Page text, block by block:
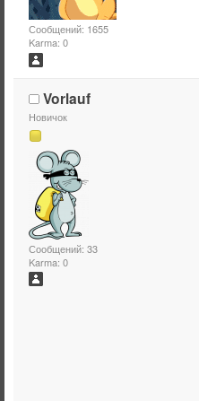
Сообщений: 1655
Karma: 0
Vorlauf
Новичок
Сообщений: 33
Karma: 0